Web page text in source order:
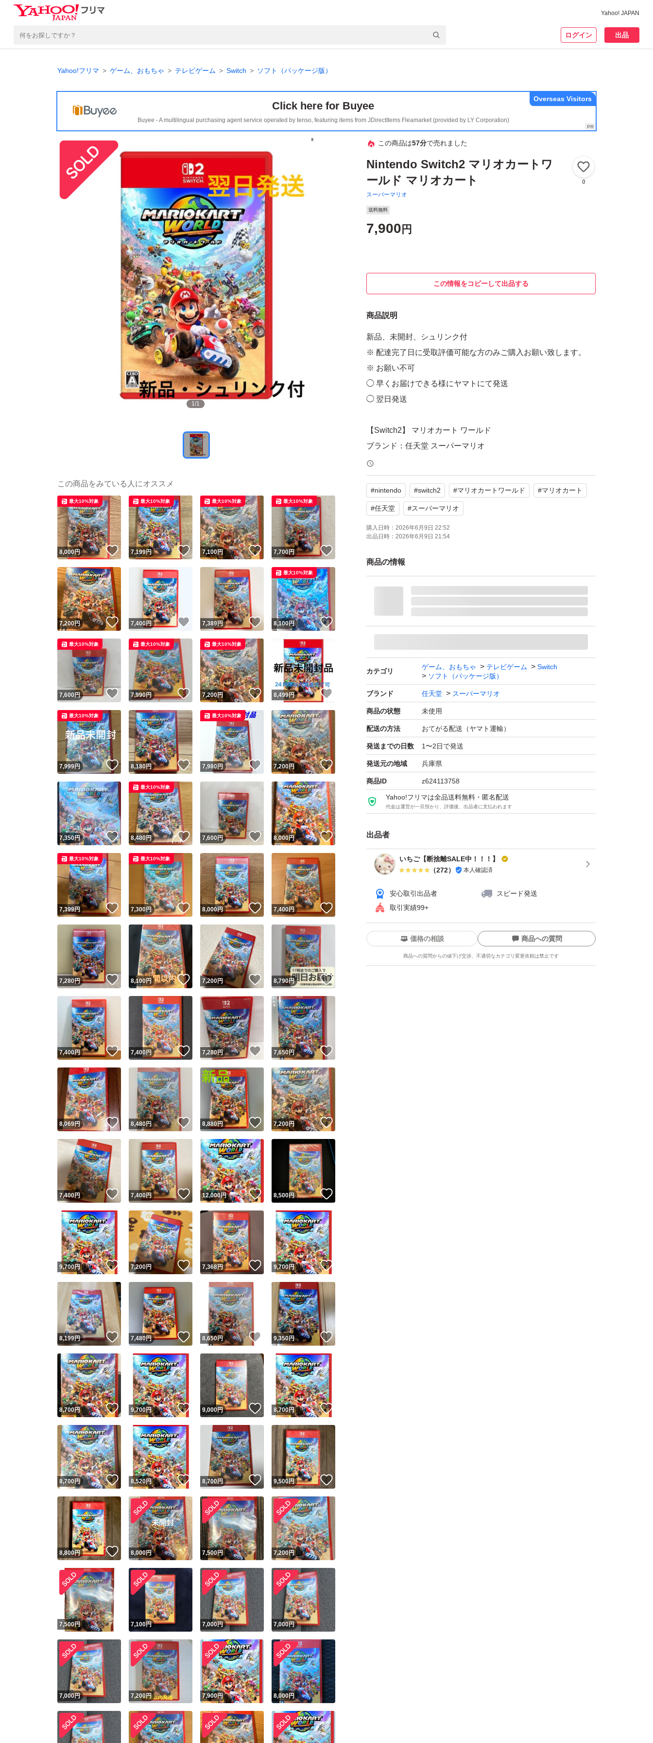
Yahoo! JAPAN
ログイン 出品
Yahoo!フリマ ゲーム、おもちゃ テレビゲーム Switch ソフト（パッケージ版）
Click here for Buyee
Buyee - A multilingual purchasing agent service operated by tenso, featuring items from JDirectItems Fleamarket (provided by LY Corporation)
Overseas Visitors
1/1
この商品は57分で売れました
Nintendo Switch2 マリオカートワ
ールド マリオカート
スーパーマリオ
0
送料無料
7,900 円
この情報をコピーして出品する
商品説明
新品、未開封、シュリンク付
※ 配達完了日に受取評価可能な方のみご購入お願い致します。
※ お願い不可
◯ 早くお届けできる様にヤマトにて発送
◯ 翌日発送
【Switch2】 マリオカート ワールド
ブランド：任天堂 スーパーマリオ
ゲームジャンル：レース
ソフトウェア対象年齢：全年齢対象
パッケージ種類：通常版
オンライン：オンライン対応
プレイモード：TVモード対応 テーブルモード対応 携帯モード対
応
#nintendo #switch2 #マリオカートワールド #マリオカート
#任天堂 #スーパーマリオ
購入日時： 2026年6月9日 22:52
出品日時： 2026年6月9日 21:54
商品の情報
カテゴリ
ゲーム、おもちゃ テレビゲーム
Switch
ソフト（パッケージ版）
ブランド 任天堂 スーパーマリオ
商品の状態 未使用
配送の方法 おてがる配送（ヤマト運輸）
発送までの日数 1〜2日で発送
発送元の地域 兵庫県
商品ID z624113758
Yahoo!フリマは全品送料無料・匿名配送
代金は運営が一旦預かり、評価後、出品者に支払われます
出品者
いちご【断捨離SALE中！！！】
（272） 本人確認済
安心取引出品者
スピード発送
取引実績99+
ユーザーの実績について
Yahoo!フリマが定めた一定の基準を満たしたユーザーにバッジを付与しています
安心取引出品者
安心取引出品者 Yahoo!フリマの基準をクリアした安心・安全なユーザーです
取引実績
取引実績◯+ このユーザーはYahoo!フリマの取引を完了させた実績があります
他フリマ実績◯+ このユーザーは他フリマサービスでの取引実績があります
スピード&安心発送
※このバッジは実績に基づく表示であり、発送を保証しているものではありません
スピード＆安心発送
このユーザーは高頻度で24時間以内＆設定した発送日数内に発送してい
スピード発送 このユーザーは高頻度で24時間以内に発送しています
安心発送 このユーザーは設定した発送日数内に発送しています
価格の相談 商品への質問
商品への質問からの値下げ交渉、不適切なカテゴリ変更依頼は禁止です
この商品の情報をコピーします
商品画像の無断転載は禁止されています
コピーは1商品につき1回です
出品ページへ
キャンセル
この商品をみている人にオススメ
8,000円 いいね！
最大10%対象
7,199円 いいね！
最大10%対象
7,100円 いいね！
最大10%対象
7,700円
最大10%対象
7,200円 いいね！
7,400円 いいね！
7,389円 いいね！
8,100円
最大10%対象
7,600円 いいね！
最大10%対象
7,990円 いいね！
最大10%対象
7,200円 いいね！
最大10%対象
8,499円
7,999円 いいね！
最大10%対象
8,180円 いいね！
7,980円 いいね！
最大10%対象
7,200円
7,350円 いいね！
8,480円 いいね！
最大10%対象
7,600円 いいね！
8,000円 いいね！
7,399円 いいね！
最大10%対象
7,300円 いいね！
最大10%対象
8,000円 いいね！
7,400円
7,280円 いいね！
8,100円 いいね！
7,200円 いいね！
8,790円
7,400円 いいね！
7,400円 いいね！
7,280円 いいね！
7,650円
8,069円 いいね！
8,480円 いいね！
8,880円 いいね！
7,200円
7,400円 いいね！
7,400円 いいね！
12,000円 いいね！
8,500円
9,700円 いいね！
7,200円 いいね！
7,368円 いいね！
9,700円
8,199円 いいね！
7,480円 いいね！
8,650円 いいね！
9,350円 いいね！
8,700円 いいね！
9,700円 いいね！
9,000円 いいね！
8,700円
8,700円 いいね！
8,520円 いいね！
8,700円 いいね！
9,500円
8,800円 いいね！
8,000円 7,500円 7,200円
7,500円 7,100円 7,000円 7,000円
7,000円 7,200円 7,900円 8,000円